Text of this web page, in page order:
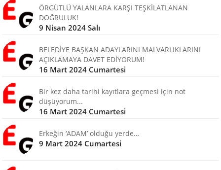
ÖRGÜTLÜ YALANLARA KARŞI TEŞKİLATLANAN
DOĞRULUK!
9 Nisan 2024 Salı
BELEDİYE BAŞKAN ADAYLARINI MALVARLIKLARINI
AÇIKLAMAYA DAVET EDİYORUM!
16 Mart 2024 Cumartesi
Bir kez daha tarihi kayıtlara geçmesi için not
düşüyorum...
16 Mart 2024 Cumartesi
Erkeğin ‘ADAM’ olduğu yerde…
9 Mart 2024 Cumartesi